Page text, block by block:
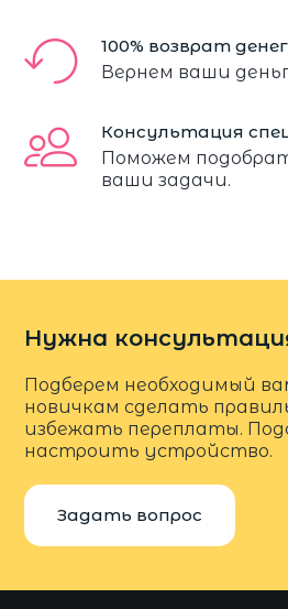
100% возврат денег
Вернем ваши
Консультация
Поможем
ваши задачи.
Нужна
Подберем необходимый
новичкам сделать
избежать переплаты.
настроить устройство.
Задать вопрос